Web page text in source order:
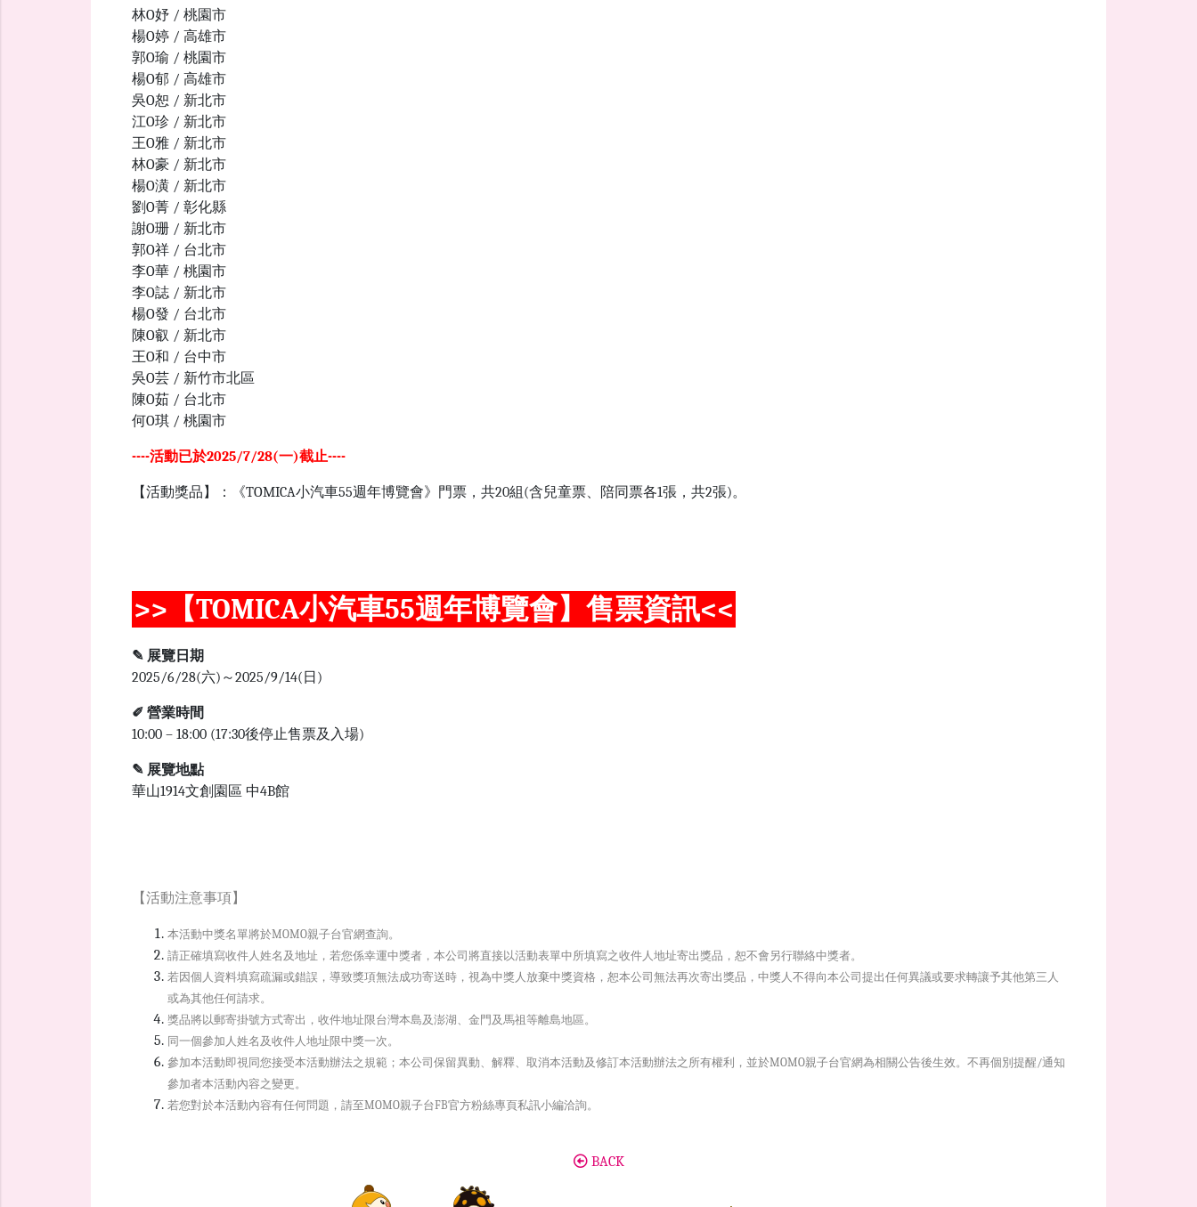
林O妤 / 桃園市
楊O婷 / 高雄市
郭O瑜 / 桃園市
楊O郁 / 高雄市
吳O恕 / 新北市
江O珍 / 新北市
王O雅 / 新北市
林O豪 / 新北市
楊O潢 / 新北市
劉O菁 / 彰化縣
謝O珊 / 新北市
郭O祥 / 台北市
李O華 / 桃園市
李O誌 / 新北市
楊O發 / 台北市
陳O叡 / 新北市
王O和 / 台中市
吳O芸 / 新竹市北區
陳O茹 / 台北市
何O琪 / 桃園市
----活動已於2025/7/28(一)截止----
【活動獎品】：《TOMICA小汽車55週年博覽會》門票，共20組(含兒童票、陪同票各1張，共2張)。
>>【TOMICA小汽車55週年博覽會】售票資訊<<
✎ 展覽日期
2025/6/28(六)～2025/9/14(日)
✐ 營業時間
10:00 – 18:00 (17:30後停止售票及入場)
✎ 展覽地點
華山1914文創園區 中4B館
【活動注意事項】
本活動中獎名單將於MOMO親子台官網查詢。
請正確填寫收件人姓名及地址，若您係幸運中獎者，本公司將直接以活動表單中所填寫之收件人地址寄出獎品，恕不會另行聯絡中獎者。
若因個人資料填寫疏漏或錯誤，導致獎項無法成功寄送時，視為中獎人放棄中獎資格，恕本公司無法再次寄出獎品，中獎人不得向本公司提出任何異議或要求轉讓予其他第三人
或為其他任何請求。
獎品將以郵寄掛號方式寄出，收件地址限台灣本島及澎湖、金門及馬祖等離島地區。
同一個參加人姓名及收件人地址限中獎一次。
參加本活動即視同您接受本活動辦法之規範；本公司保留異動、解釋、取消本活動及修訂本活動辦法之所有權利，並於MOMO親子台官網為相關公告後生效。不再個別提醒/通知
參加者本活動內容之變更。
若您對於本活動內容有任何問題，請至MOMO親子台FB官方粉絲專頁私訊小編洽詢。
BACK